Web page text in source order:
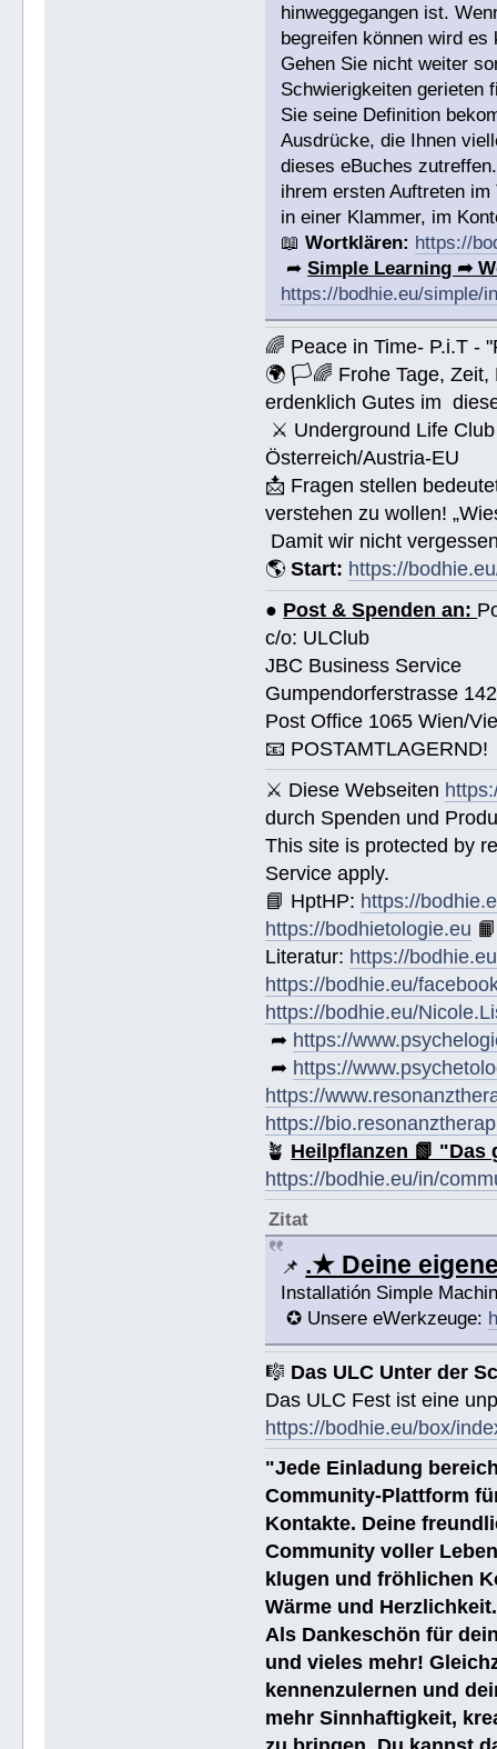
hinweggegangen ist.
begreifen können wird
Gehen Sie nicht weiter
Schwierigkeiten gerieten
Sie seine Definition
Ausdrücke, die Ihnen
dieses eBuches
ihrem ersten Auftreten
in einer Klammer, im
📖Wortklären: https://
➦Simple Learning ➦
https://bodhie.eu/simple/
🌈 Peace in Time- P.i.T
🌍 🏳🌈 Frohe Tage, Zeit,
erdenklich Gutes im
⚔ Underground Life
Österreich/Austria-EU
📩 Fragen stellen
verstehen zu wollen!
Damit wir nicht
🌎Start: https://
● Post & Spenden an:
c/o: ULClub
JBC Business Service
Gumpendorferstrasse 142
Post Office 1065 Wien/
📧 POSTAMTLAGERND!
⚔ Diese Webseiten
durch Spenden und
This site is protected by
Service apply.
📘 HptHP: https://
https://bodhietologie.eu 📙
Literatur: https://
https://bodhie.eu/
https://bodhie.eu/
➦ https://
➦ https://
https://
https://
🪴 Heilpflanzen 📗
https://bodhie.eu/in/
Zitat
📌 .★ Deine
Installatión Simple
✪ Unsere eWerkzeuge:
🎼 Das ULC Unter der
Das ULC Fest ist eine
https://bodhie.eu/box/
"Jede Einladung
Community-Plattform
Kontakte. Deine
Community voller
klugen und fröhlichen
Wärme und
Als Dankeschön für
und vieles mehr!
kennenzulernen und
mehr Sinnhaftigkeit,